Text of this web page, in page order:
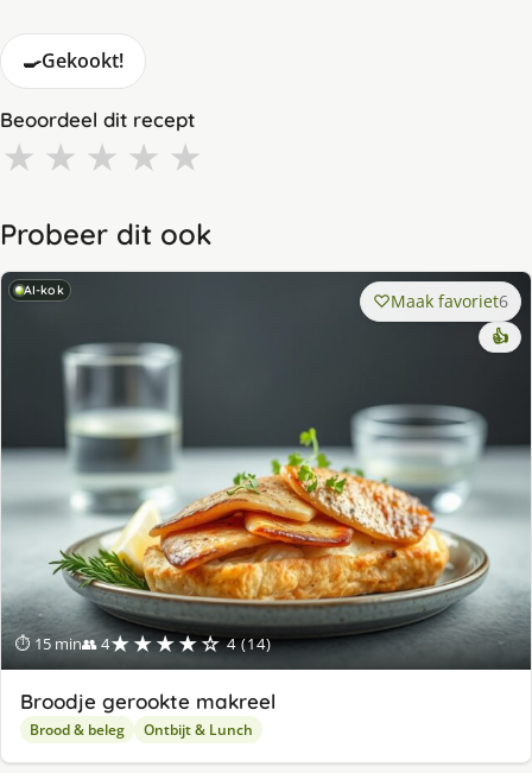
🍳Gekookt!
Beoordeel dit recept
★ ★ ★ ★ ★
Probeer dit ook
AI-kok
⏱ 15 min👥 4★★★★☆ 4 (14)
Maak favoriet6
👍
Broodje gerookte makreel
Brood & beleg Ontbijt & Lunch